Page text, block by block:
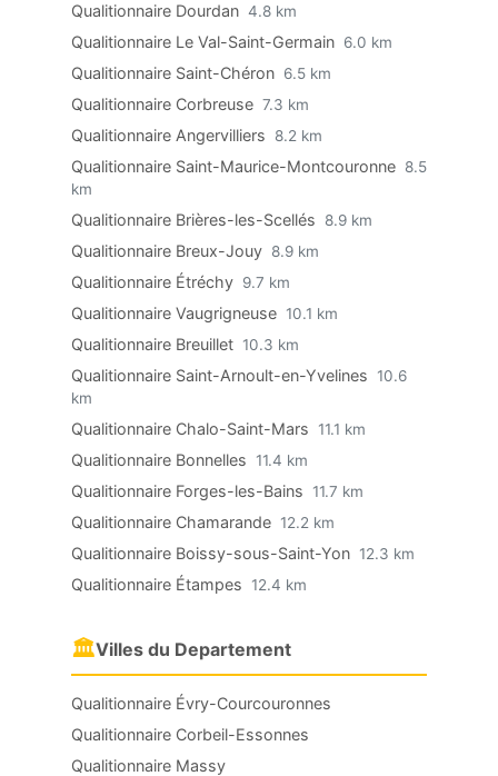
Qualitionnaire Dourdan 4.8 km
Qualitionnaire Le Val-Saint-Germain 6.0 km
Qualitionnaire Saint-Chéron 6.5 km
Qualitionnaire Corbreuse 7.3 km
Qualitionnaire Angervilliers 8.2 km
Qualitionnaire Saint-Maurice-Montcouronne 8.5
km
Qualitionnaire Brières-les-Scellés 8.9 km
Qualitionnaire Breux-Jouy 8.9 km
Qualitionnaire Étréchy 9.7 km
Qualitionnaire Vaugrigneuse 10.1 km
Qualitionnaire Breuillet 10.3 km
Qualitionnaire Saint-Arnoult-en-Yvelines
10.6
km
Qualitionnaire Chalo-Saint-Mars 11.1 km
Qualitionnaire Bonnelles 11.4 km
Qualitionnaire Forges-les-Bains 11.7 km
Qualitionnaire Chamarande 12.2 km
Qualitionnaire Boissy-sous-Saint-Yon 12.3 km
Qualitionnaire Étampes 12.4 km
🏛Villes du Departement
Qualitionnaire Évry-Courcouronnes
Qualitionnaire Corbeil-Essonnes
Qualitionnaire Massy